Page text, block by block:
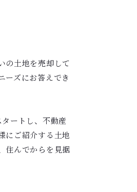
の土地を売却して
ーズにお答えでき
ートし、不動産
にご紹介する土地
住んでからを見据